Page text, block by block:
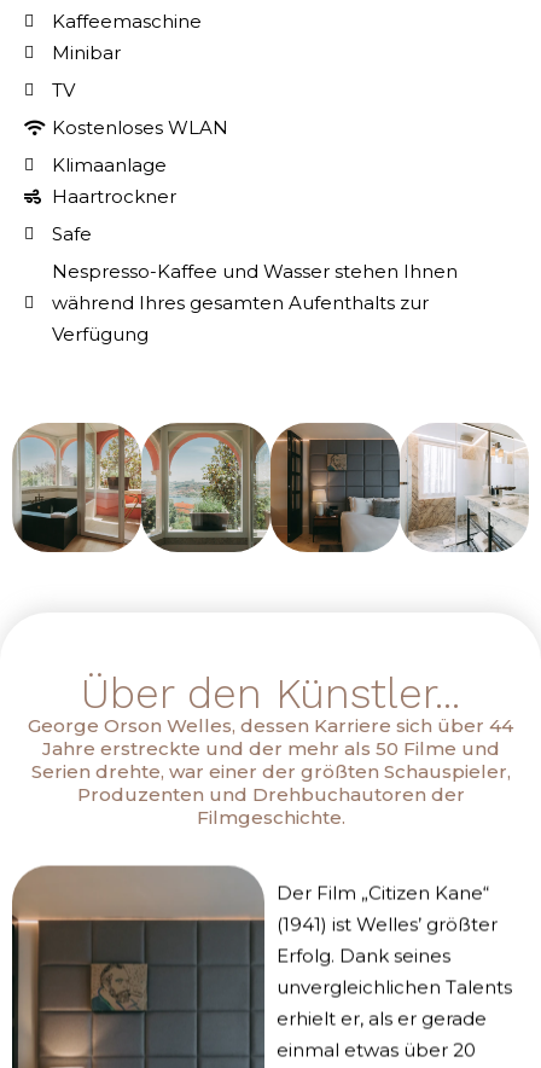
Kaffeemaschine
Minibar
TV
Kostenloses WLAN
Klimaanlage
Haartrockner
Safe
Nespresso-Kaffee und Wasser stehen Ihnen
während Ihres gesamten Aufenthalts zur
Verfügung
Über den Künstler...
George Orson Welles, dessen Karriere sich über 44
Jahre erstreckte und der mehr als 50 Filme und
Serien drehte, war einer der größten Schauspieler,
Produzenten und Drehbuchautoren der
Filmgeschichte.
Der Film „Citizen Kane“
(1941) ist Welles’ größter
Erfolg. Dank seines
unvergleichlichen Talents
erhielt er, als er gerade
einmal etwas über 20